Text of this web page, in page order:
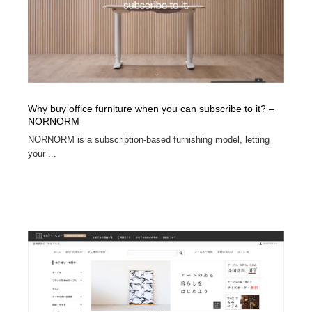
Why buy office furniture when you can subscribe to it? –
NORNORM
NORNORM is a subscription-based furnishing model, letting
your ...